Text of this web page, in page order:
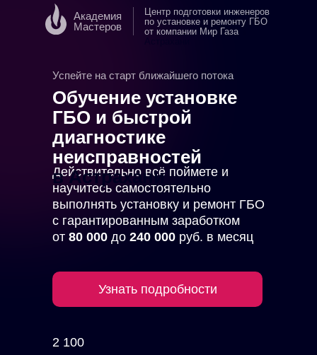
Действительно всё поймете и
научитесь самостоятельно
выполнять установку и ремонт ГБО
с гарантированным заработком
от 80 000 до 240 000 руб. в месяц
Узнать подробности
2 100
Обучение установке
ГБО и быстрой
диагностике
неисправностей
в Астрахани
Академия
Мастеров
Центр подготовки инженеров
по установке и ремонту ГБО
от компании Мир Газа
Успейте на старт ближайшего потока